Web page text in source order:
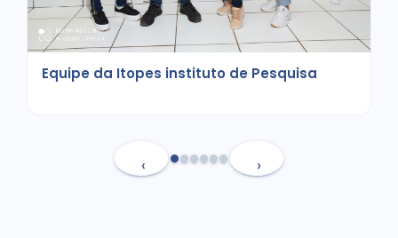
Equipe da Itopes instituto de Pesquisa
‹ ›